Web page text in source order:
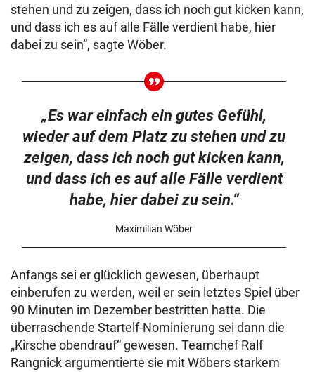
stehen und zu zeigen, dass ich noch gut kicken kann,
und dass ich es auf alle Fälle verdient habe, hier
dabei zu sein“, sagte Wöber.
„Es war einfach ein gutes Gefühl,
wieder auf dem Platz zu stehen und zu
zeigen, dass ich noch gut kicken kann,
und dass ich es auf alle Fälle verdient
habe, hier dabei zu sein.“
Maximilian Wöber
Anfangs sei er glücklich gewesen, überhaupt
einberufen zu werden, weil er sein letztes Spiel über
90 Minuten im Dezember bestritten hatte. Die
überraschende Startelf-Nominierung sei dann die
„Kirsche obendrauf“ gewesen. Teamchef Ralf
Rangnick argumentierte sie mit Wöbers starkem